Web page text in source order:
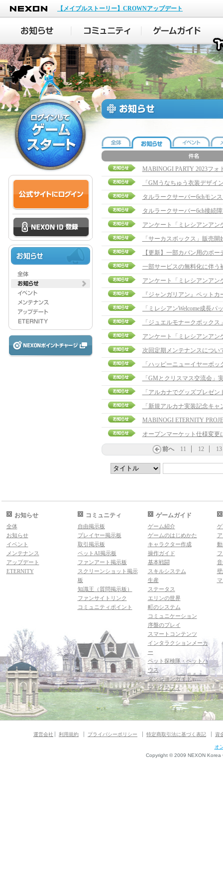
NEXON
【メイプルストーリー】CROWNアップデート
MABINOGI PARTY 2023フォ
「GMうなちゅう衣装デザイ
タルラークサーバー6chモン
タルラークサーバー6ch接続
アンケート「ミレシアンアン
「サーカスボックス」販売開
一部サービスの無料化に伴う
アンケート「ミレシアンアン
『ジャンガリアン』ペット
「ジュエルモナークボック
アンケート「ミレシアンアン
次回定期メンテナンスについ
「ハッピーニューイヤーボ
「GMとクリスマス交流会」
「アルカナでグッズプレゼ
「新規アルカナ実装記念キ
MABINOGI ETERNITY
オープンマーケット仕様変更
前へ 11 12 13
お知らせ
全体
お知らせ
イベント
メンテナンス
アップデート
ETERNITY
コミュニティ
自由掲示板
プレイヤー掲示板
取引掲示板
ペットAI掲示板
ファンアート掲示板
スクリーンショット掲示
板
知識王（質問掲示板）
ファンサイトリンク
コミュニティポイント
ゲームガイド
ゲーム紹介
ゲームのはじめかた
キャラクター作成
操作ガイド
基本戦闘
スキルシステム
生産
ステータス
エリンの世界
町のシステム
コミュニケーション
序盤のプレイ
スマートコンテンツ
インタラクションメーカ
ー
ペット探検隊・ペットハ
ウス
ダンジョンガイド
マギグラフィ
運営会社 利用規約 プライバシーポリシー 特定商取引法に基づく表記 資
オ
Copyright © 2009 NEXON Korea